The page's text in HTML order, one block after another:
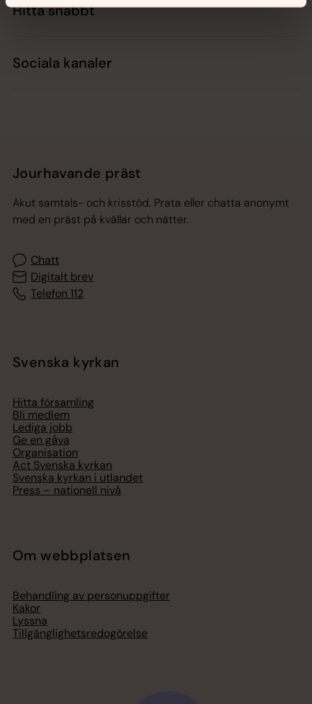
Hitta snabbt
Sociala kanaler
Jourhavande präst
Akut samtals- och krisstöd. Prata eller chatta anonymt
med en präst på kvällar och nätter.
Chatt
Digitalt brev
Telefon 112
Svenska kyrkan
Hitta församling
Bli medlem
Lediga jobb
Ge en gåva
Organisation
Act Svenska kyrkan
Svenska kyrkan i utlandet
Press – nationell nivå
Om webbplatsen
Behandling av personuppgifter
Kakor
Lyssna
Tillgänglighetsredogörelse